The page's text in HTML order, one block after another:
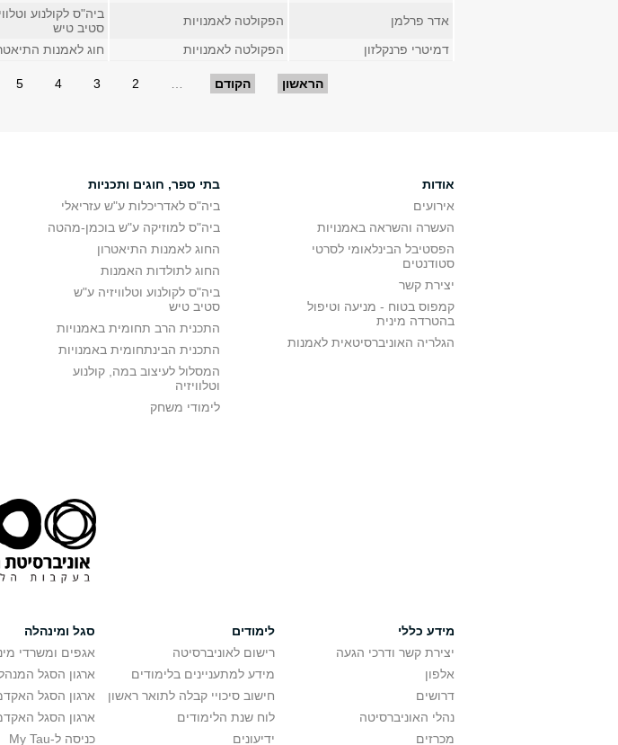
אדר פרלמן הפקולטה לאמנויות
ביה"ס לקולנוע
סטיב טיש
דמיטרי פרנקלזון
הפקולטה לאמנויות חוג לאמנות
הראשון הקודם 2
3
4
5
אודות
אירועים
העשרה והשראה באמנויות
הפסטיבל הבינלאומי לסרטי
סטודנטים
יצירת קשר
קמפוס בטוח - מניעה וטיפול
בהטרדה מינית
הגלריה האוניברסיטאית לאמנות
בתי ספר, חוגים ותכניות
ביה"ס לאדריכלות ע"ש עזריאלי
ביה"ס למוזיקה ע"ש בוכמן-מהטה
החוג לאמנות התיאטרון
החוג לתולדות האמנות
ביה"ס לקולנוע וטלוויזיה ע"ש
סטיב טיש
התכנית הרב תחומית באמנויות
התכנית הבינתחומית באמנויות
המסלול לעיצוב במה, קולנוע
וטלוויזיה
לימודי משחק
מידע כללי
יצירת קשר ודרכי הגעה
אלפון
דרושים
נהלי האוניברסיטה
מכרזים
לימודים
רישום לאוניברסיטה
מידע למתעניינים בלימודים
חישוב סיכויי קבלה לתואר ראשון
לוח שנת הלימודים
ידיעונים
סגל ומינהלה
אגפים ומשרדי
ארגון הסגל
ארגון הסגל
ארגון הסגל
כניסה ל-My Tau